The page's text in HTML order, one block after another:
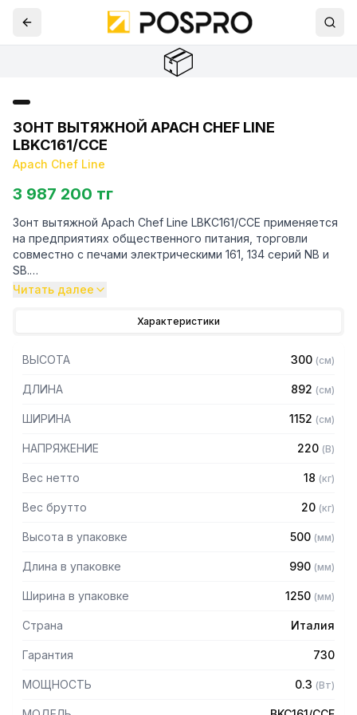
📦
ЗОНТ ВЫТЯЖНОЙ APACH CHEF LINE
LBKC161/CCE
Apach Chef Line
3 987 200 тг
Зонт вытяжной Apach Chef Line LBKC161/CCE применяется
на предприятиях общественного питания, торговли
совместно с печами электрическими 161, 134 серий NB и
SB.
— Для пароконвектоматов с предустановленной опцией
BPK2
Читать далее
Характеристики
ВЫСОТА 300 (см)
ДЛИНА 892 (см)
ШИРИНА 1152 (см)
НАПРЯЖЕНИЕ 220 (В)
Вес нетто 18 (кг)
Вес брутто 20 (кг)
Высота в упаковке 500 (мм)
Длина в упаковке 990 (мм)
Ширина в упаковке 1250 (мм)
Страна Италия
Гарантия 730
МОЩНОСТЬ 0.3 (Вт)